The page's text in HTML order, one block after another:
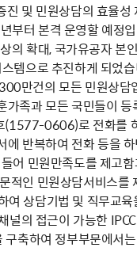
및 민원상담의 효율성
부터 본격 운영할 예정
의 확대, 국가유공자 본
템으로 추진하게 되었
만건의 모든 민원상담
족과 모든 국민들이 등
(1577-0606)로 전화를
반복하여 전화 등을
어 민원만족도를 제고
적인 민원상담서비스를
상담기법 및 직무교
널의 접근이 가능한
축하여 정부부문에서